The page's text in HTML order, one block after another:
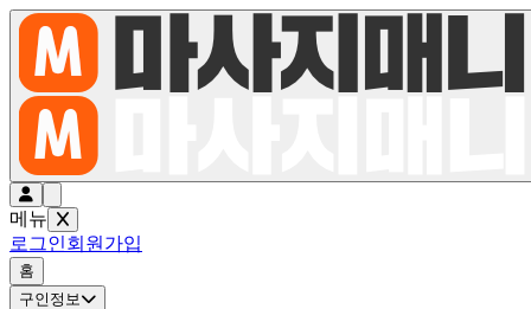
메뉴
로그인회원가입
홈
구인정보